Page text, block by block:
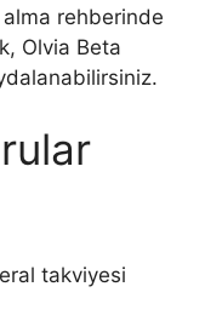
rehberinde
Olvia Beta
takviyesi